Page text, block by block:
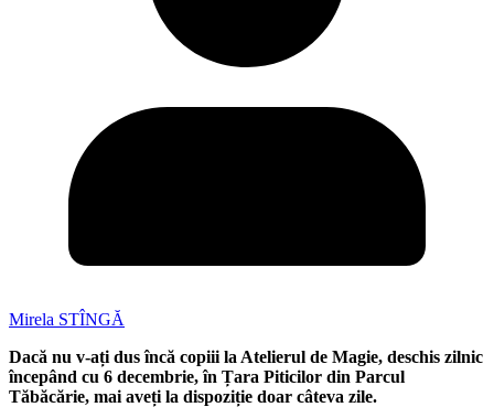
Mirela STÎNGĂ
Dacă nu v-ați dus încă copiii la Atelierul de Magie, deschis zilnic
începând cu 6 decembrie, în Țara Piticilor din Parcul
Tăbăcărie, mai aveți la dispoziție doar câteva zile.